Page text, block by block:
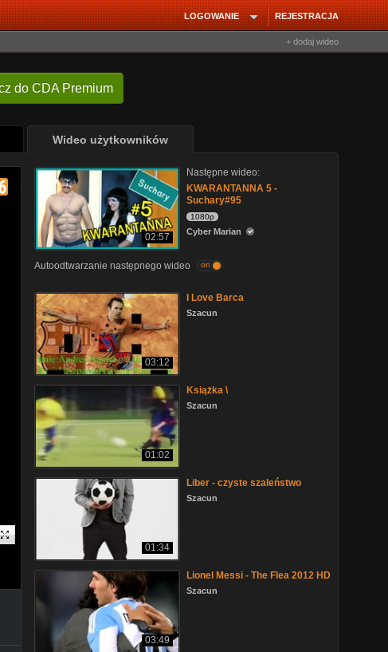
REJESTRACJA
LOGOWANIE
+ dodaj wideo
do CDA Premium
Wideo użytkowników
02:57
Następne wideo:
KWARANTANNA 5 -
Suchary#95
1080p
Cyber Marian
Autoodtwarzanie następnego wideo on
03:12
I Love Barca
Szacun
01:02
Książka \
Szacun
01:34
Liber - czyste szaleństwo
Szacun
03:49
Lionel Messi - The Flea 2012 HD
Szacun